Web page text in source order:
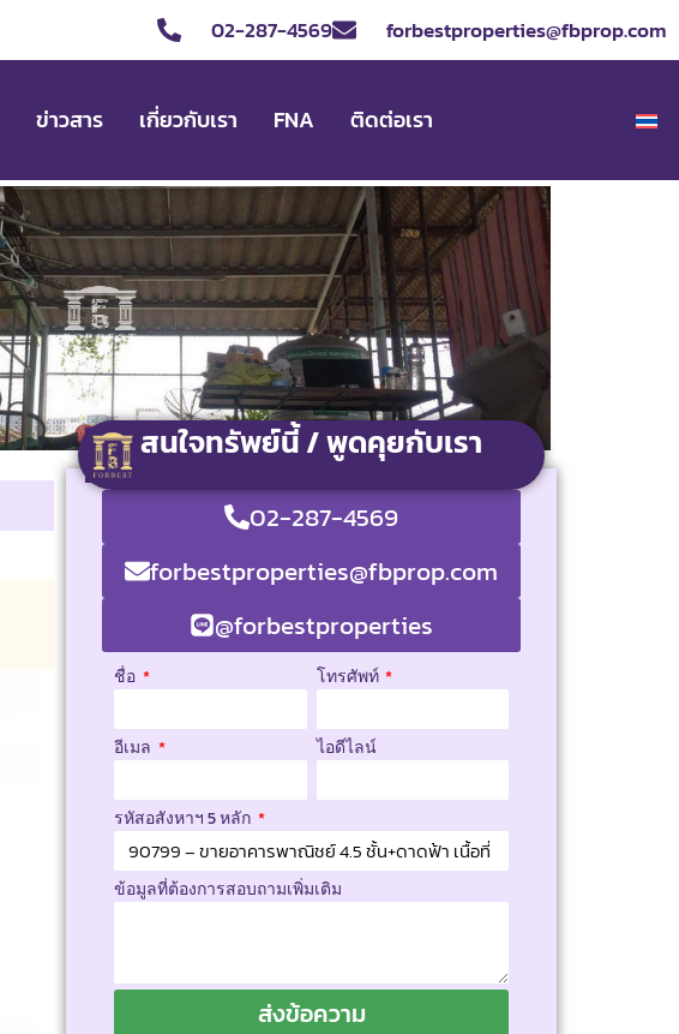
02-287-4569 forbestproperties@fbprop.com
ข่าวสาร เกี่ยวกับเรา FNA ติดต่อเรา
สนใจทรัพย์นี้ / พูดคุยกับเรา
02-287-4569
forbestproperties@fbprop.com
@forbestproperties
ชื่อ โทรศัพท์
อีเมล ไอดีไลน์
รหัสอสังหาฯ 5 หลัก
ข้อมูลที่ต้องการสอบถามเพิ่มเติม
ส่งข้อความ